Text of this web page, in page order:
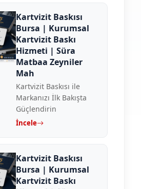
Kartvizit Baskısı
Bursa | Kurumsal
Kartvizit Baskı
Hizmeti | Süra
Matbaa Zeyniler
Mah
Kartvizit Baskısı ile
Markanızı İlk Bakışta
Güçlendirin
İncele
Kartvizit Baskısı
Bursa | Kurumsal
Kartvizit Baskı